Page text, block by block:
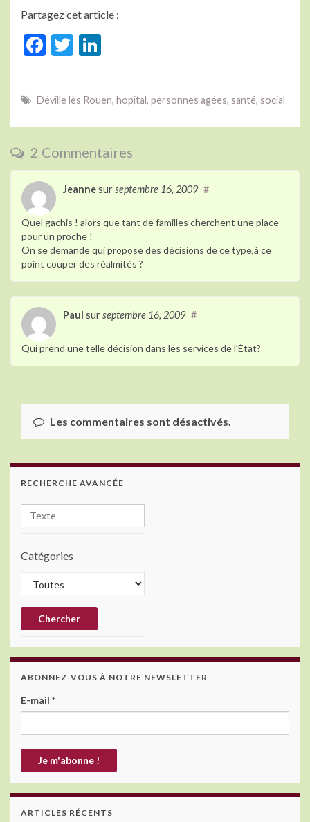
Partagez cet article :
F
e
b
o
o
k
T
itt
er
ke
dI
n
Déville lès Rouen, hopital, personnes agées, santé, social
2 Commentaires
Jeannesur septembre 16, 2009 #
Quel gachis ! alors que tant de familles cherchent une place
pour un proche !
On se demande qui propose des décisions de ce type,à ce
point couper des réalmités ?
Paul sur septembre 16, 2009 #
Qui prend une telle décision dans les services de l’État?
Les commentaires sont désactivés.
RECHERCHE AVANCÉE
Catégories
ABONNEZ-VOUS À NOTRE NEWSLETTER
E-mail *
ARTICLES RÉCENTS